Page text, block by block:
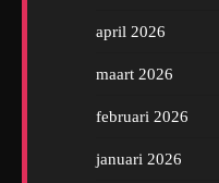
april 2026
maart 2026
februari 2026
januari 2026